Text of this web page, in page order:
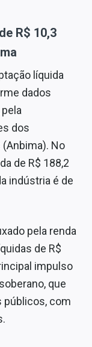
R$ 10,3
líquida
dados
dos
No
de R$ 188,2
indústria é de
pela renda
de R$
impulso
que
com